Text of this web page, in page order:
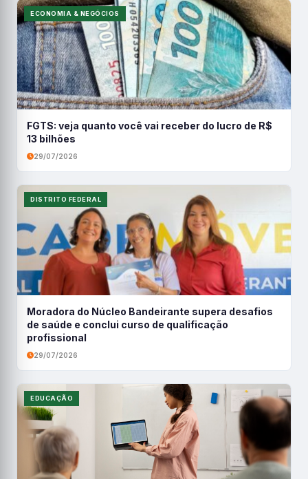
ECONOMIA & NEGÓCIOS
FGTS: veja quanto você vai receber do lucro de R$
13 bilhões
29/07/2026
DISTRITO FEDERAL
Moradora do Núcleo Bandeirante supera desafios
de saúde e conclui curso de qualificação
profissional
29/07/2026
EDUCAÇÃO